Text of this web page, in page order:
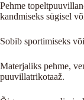
Pehme
kandmiseks sügisel
Sobib sportimiseks
Materjaliks pehme,
puuvillatrikotaaž.